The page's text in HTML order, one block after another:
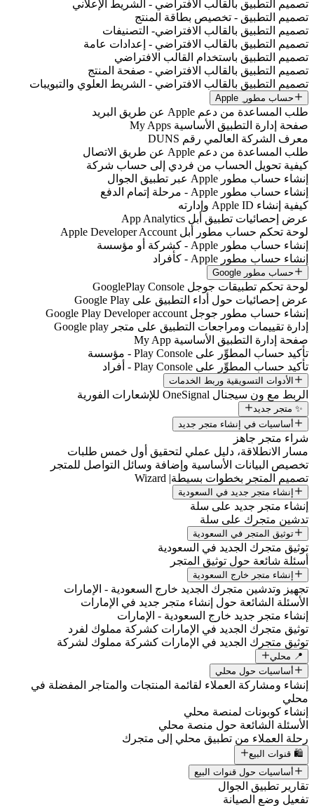
تصميم التطبيق بالقالب الافتراضي - الشريط الإعلاني
تصميم التطبيق - تخصيص بطاقة المنتج
تصميم التطبيق بالقالب الافتراضي- التصنيفات
تصميم التطبيق بالقالب الافتراضي - إعدادات عامة
تصميم التطبيق باستخدام القالب الافتراضي
تصميم التطبيق بالقالب الافتراضي - صفحة المنتج
تصميم التطبيق بالقالب الافتراضي - الشريط العلوي والتبويبات
حساب مطور ِ Apple
طلب المساعدة من دعم Apple عن طريق البريد
صفحة إدارة التطبيق الأساسية My Apps
معرف الشركة العالمي رقم DUNS
طلب المساعدة من دعم Apple عن طريق الاتصال
كيفية تحويل الحساب من فردي إلى حساب شركة
إنشاء حساب مطور Apple عبر تطبيق الجوال
إنشاء حساب مطور Apple - مرحلة إتمام الدفع
كيفية إنشاء Apple ID وإدارته
عرض إحصائيات تطبيق أبل App Analytics
لوحة تحكم حساب مطور أبل Apple Developer Account
إنشاء حساب مطور Apple - كشركة أو مؤسسة
إنشاء حساب مطور Apple - كأفراد
حساب مطور Google
لوحة تحكم تطبيقات جوجل GooglePlay Console
عرض إحصائيات حول أداء التطبيق على Google Play
إنشاء حساب مطور جوجل Google Play Developer account
إدارة تقييمات ومراجعات التطبيق على متجر Google play
صفحة إدارة التطبيق الأساسية My App
تأكيد حساب المطوِّر على Play Console - مؤسسة
تأكيد حساب المطوِّر على Play Console - أفراد
الأدوات التسويقية وربط الخدمات
الربط مع ون سيجنال OneSignal للإشعارات الفورية
✨ متجر جديد
أساسيات في إنشاء متجر جديد
شراء متجر جاهز
مسار الانطلاقة، دليل عملي لتحقيق أول خمس طلبات
تخصيص البيانات الأساسية وإضافة وسائل التواصل للمتجر
تصميم المتجر بخطوات بسيطة| Wizard
إنشاء متجر جديد في السعودية
إنشاء متجر جديد على سلة
تدشين متجرك على سلة
توثيق المتجر في السعودية
توثيق متجرك الجديد في السعودية
أسئلة شائعة حول توثيق المتجر
إنشاء متجر خارج السعودية
تجهيز وتدشين متجرك الجديد خارج السعودية - الإمارات
الأسئلة الشائعة حول إنشاء متجر جديد في الإمارات
إنشاء متجر جديد خارج السعودية - الإمارات
توثيق متجرك الجديد في الإمارات كشركة مملوك لفرد
توثيق متجرك الجديد في الإمارات كشركة مملوك لشركة
📍 محلي
أساسيات حول محلي
إنشاء ومشاركة العملاء لقائمة المنتجات والمتاجر المفضلة في
محلي
إنشاء كوبونات لمنصة محلي
الأسئلة الشائعة حول منصة محلي
رحلة العملاء من تطبيق محلي إلى متجرك
🛍️ قنوات البيع
أساسيات حول قنوات البيع
تقارير تطبيق الجوال
تفعيل وضع الصيانة